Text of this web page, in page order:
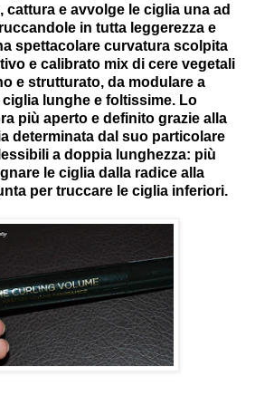
e avvolge le ciglia una ad
in tutta leggerezza e
spettacolare curvatura scolpita
e calibrato mix di cere vegetali
e strutturato, da modulare a
lunghe e foltissime. Lo
più aperto e definito grazie alla
determinata dal suo particolare
a doppia lunghezza: più
le ciglia dalla radice alla
per truccare le ciglia inferiori.